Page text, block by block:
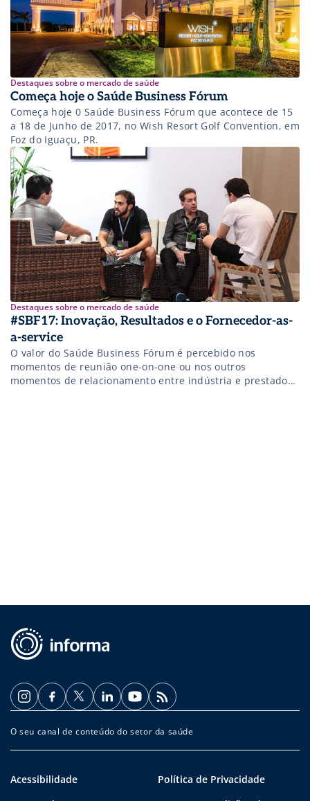
Destaques sobre o mercado de saúde
Começa hoje o Saúde Business Fórum
Começa hoje 0 Saúde Business Fórum que acontece de 15
a 18 de Junho de 2017, no Wish Resort Golf Convention, em
Foz do Iguaçu, PR.
Destaques sobre o mercado de saúde
#SBF17: Inovação, Resultados e o Fornecedor-as-
a-service
O valor do Saúde Business Fórum é percebido nos
momentos de reunião one-on-one ou nos outros
momentos de relacionamento entre indústria e prestador
O seu canal de conteúdo do setor da saúde
Acessibilidade
Política de Privacidade